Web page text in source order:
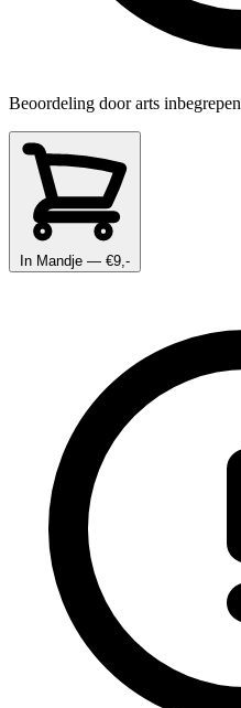
Beoordeling door arts inbegrepen
In Mandje — €9,-